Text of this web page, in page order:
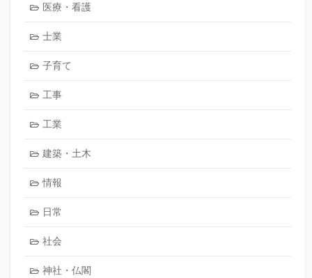
医療・看護
士業
子育て
工事
工業
建築・土木
情報
日常
社会
神社・仏閣